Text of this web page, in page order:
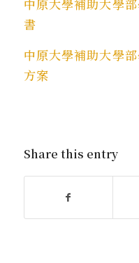
中原大學補助大學
書
中原大學補助大學
方案
Share this entry